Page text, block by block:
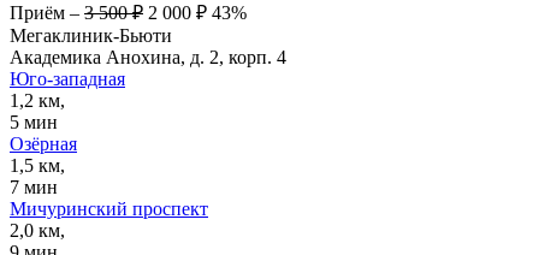
Приём – 3 500 ₽ 2 000 ₽ 43%
Мегаклиник-Бьюти
Академика Анохина, д. 2, корп. 4
Юго-западная
1,2 км,
5 мин
Озёрная
1,5 км,
7 мин
Мичуринский проспект
2,0 км,